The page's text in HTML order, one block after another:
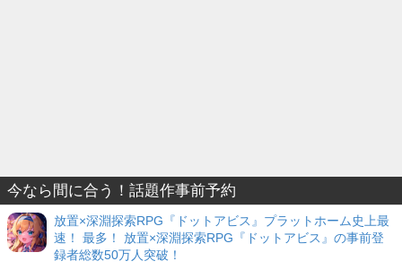
今なら間に合う！話題作事前予約
放置×深淵探索RPG『ドットアビス』プラットホーム史上最
速！ 最多！ 放置×深淵探索RPG『ドットアビス』の事前登
録者総数50万人突破！